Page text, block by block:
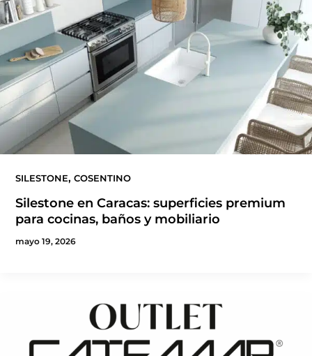
SILESTONE, COSENTINO
Silestone en Caracas: superficies premium
para cocinas, baños y mobiliario
mayo 19, 2026